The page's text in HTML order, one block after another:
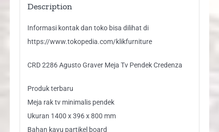
Description
Informasi kontak dan toko bisa dilihat di
https://www.tokopedia.com/klikfurniture
CRD 2286 Agusto Graver Meja Tv Pendek Credenza
Produk terbaru
Meja rak tv minimalis pendek
Ukuran 1400 x 396 x 800 mm
Bahan kayu partikel board